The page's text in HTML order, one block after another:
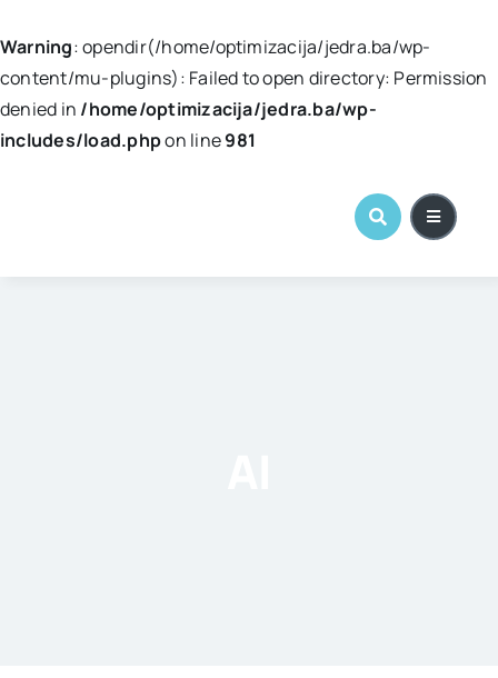
Warning: opendir(/home/optimizacija/jedra.ba/wp-
content/mu-plugins): Failed to open directory: Permission
denied in /home/optimizacija/jedra.ba/wp-
includes/load.phpon line981